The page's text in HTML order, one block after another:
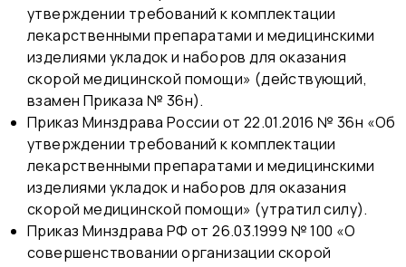
утверждении требований к комплектации
лекарственными препаратами и медицинскими
изделиями укладок и наборов для оказания
скорой медицинской помощи» (действующий,
взамен Приказа № 36н).
Приказ Минздрава России от 22.01.2016 № 36н «Об
утверждении требований к комплектации
лекарственными препаратами и медицинскими
изделиями укладок и наборов для оказания
скорой медицинской помощи» (утратил силу).
Приказ Минздрава РФ от 26.03.1999 № 100 «О
совершенствовании организации скорой